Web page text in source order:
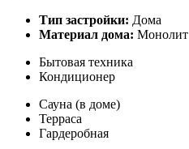
Тип застройки: Дома
Материал дома: Монолит
Бытовая техника
Кондиционер
Сауна (в доме)
Терраса
Гардеробная